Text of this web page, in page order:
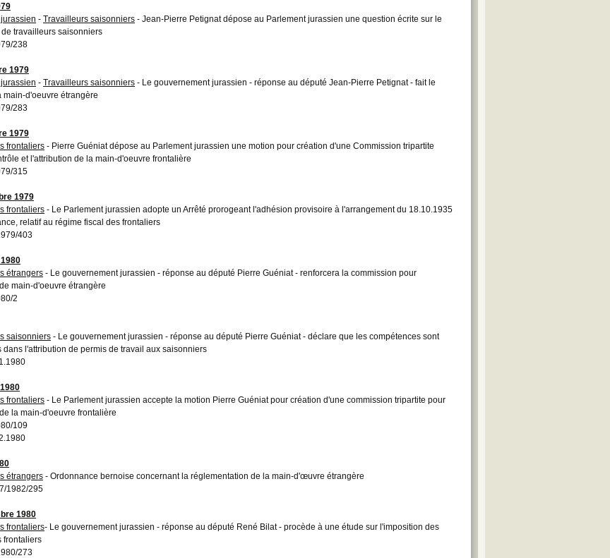
- Travailleurs saisonniers - Jean-Pierre Petignat dépose au Parlement jurassien une question écrite sur le
travailleurs saisonniers
238
1979
- Travailleurs saisonniers - Le gouvernement jurassien - réponse au député Jean-Pierre Petignat - fait le
main-d'oeuvre étrangère
283
1979
frontaliers - Pierre Guéniat dépose au Parlement jurassien une motion pour création d'une Commission tripartite
et l'attribution de la main-d'oeuvre frontalière
315
1979
frontaliers - Le Parlement jurassien adopte un Arrêté prorogeant l'adhésion provisoire à l'arrangement du 18.10.1935
relatif au régime fiscal des frontaliers
403
étrangers - Le gouvernement jurassien - réponse au député Pierre Guéniat - renforcera la commission pour
main-d'oeuvre étrangère
2
saisonniers - Le gouvernement jurassien - réponse au député Pierre Guéniat - déclare que les compétences sont
dans l'attribution de permis de travail aux saisonniers
frontaliers - Le Parlement jurassien accepte la motion Pierre Guéniat pour création d'une commission tripartite pour
la main-d'oeuvre frontalière
109
étrangers - Ordonnance bernoise concernant la réglementation de la main-d'œuvre étrangère
1982/295
1980
frontaliers- Le gouvernement jurassien - réponse au député René Bilat - procède à une étude sur l'imposition des
frontaliers
273